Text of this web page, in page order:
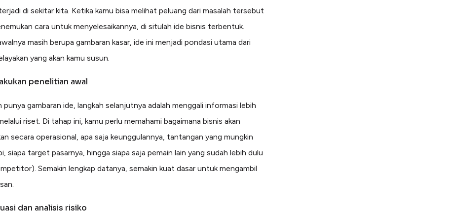
di sekitar kita. Ketika kamu bisa melihat peluang dari masalah tersebut
cara untuk menyelesaikannya, di situlah ide bisnis terbentuk.
masih berupa gambaran kasar, ide ini menjadi pondasi utama dari
yang akan kamu susun.
penelitian awal
punya gambaran ide, langkah selanjutnya adalah menggali informasi lebih
riset. Di tahap ini, kamu perlu memahami bagaimana bisnis akan
secara operasional, apa saja keunggulannya, tantangan yang mungkin
siapa target pasarnya, hingga siapa saja pemain lain yang sudah lebih dulu
Semakin lengkap datanya, semakin kuat dasar untuk mengambil
dan analisis risiko